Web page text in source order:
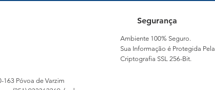
163 Póvoa de Varzim
Segurança
Ambiente 100% Seguro.
Sua Informação é Protegida Pela
Criptografia SSL 256-Bit.